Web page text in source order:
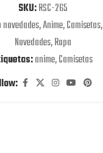
SKU:RSC-265
,Anime,Camisetas,
Novedades,Ropa
anime,Camisetas